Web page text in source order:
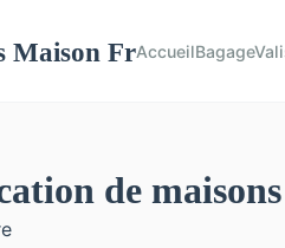
Accueil
de